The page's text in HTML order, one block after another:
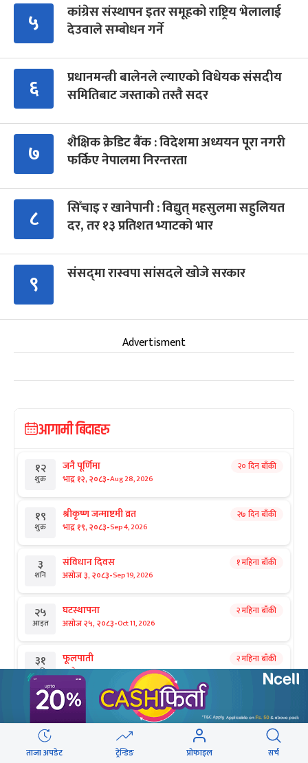
५
कांग्रेस संस्थापन इतर समूहको राष्ट्रिय भेलालाई
देउवाले सम्बोधन गर्ने
६
प्रधानमन्त्री बालेनले ल्याएको विधेयक संसदीय
समितिबाट जस्ताको तस्तै सदर
७
शैक्षिक क्रेडिट बैंक : विदेशमा अध्ययन पूरा नगरी
फर्किए नेपालमा निरन्तरता
८
सिँचाइ र खानेपानी : विद्युत् महसुलमा सहुलियत
दर, तर १३ प्रतिशत भ्याटको भार
९ संसद्‍मा रास्वपा सांसदले खोजे सरकार
Advertisment
आगामी बिदाहरु
१२
शुक्र
जनै पूर्णिमा
भाद्र १२, २०८३-Aug 28, 2026
२० दिन बाँकी
१९
शुक्र
श्रीकृष्ण जन्माष्टमी व्रत
भाद्र १९, २०८३-Sep 4, 2026
२७ दिन बाँकी
३
शनि
संविधान दिवस
असोज ३, २०८३-Sep 19, 2026
१ महिना बाँकी
२५
आइत
घटस्थापना
असोज २५, २०८३-Oct 11, 2026
२ महिना बाँकी
३१
शनि
फूलपाती
असोज ३१ , २०८३-Oct 17, 2026
२ महिना बाँकी
१ कार्तिक सङ्क्रान्ति
कार्तिक १, २०८३- Oct 18, 2026
३ २ महिना बाँकी
सिफारिस
ई–बिडिङ प्रकरण : विक्रम पाण्डेको
ताजा अपडेट ट्रेन्डिङ प्रोफाइल सर्च